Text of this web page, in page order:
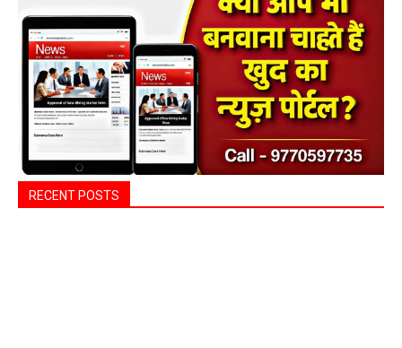
RECENT POSTS